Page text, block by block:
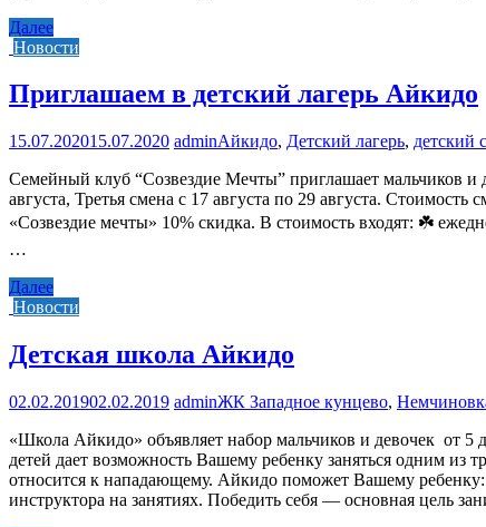
Далее
Новости
Приглашаем в детский лагерь Айкидо
15.07.202015.07.2020 adminАйкидо, Детский лагерь, детский
Семейный клуб “Созвездие Мечты” приглашает мальчиков и
августа, Третья смена с 17 августа по 29 августа.
«Созвездие мечты» 10% скидка. В стоимость входят: ☘️
…
Далее
Новости
Детская школа Айкидо
02.02.201902.02.2019 adminЖК Западное кунцево,
«Школа Айкидо» объявляет набор мальчиков и девочек от 5
детей дает возможность Вашему ребенку заняться одним
относится к нападающему. Айкидо поможет Вашему
инструктора на занятиях. Победить себя — основная цель